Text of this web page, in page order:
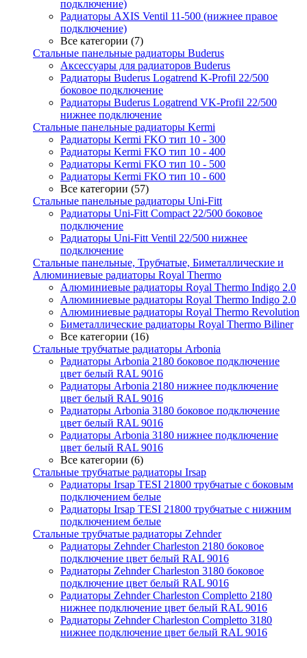
подключение)
Радиаторы AXIS Ventil 11-500 (нижнее правое
подключение)
Все категории (7)
Стальные панельные радиаторы Buderus
Аксессуары для радиаторов Buderus
Радиаторы Buderus Logatrend K-Profil 22/500
боковое подключение
Радиаторы Buderus Logatrend VK-Profil 22/500
нижнее подключение
Стальные панельные радиаторы Kermi
Радиаторы Kermi FKO тип 10 - 300
Радиаторы Kermi FKO тип 10 - 400
Радиаторы Kermi FKO тип 10 - 500
Радиаторы Kermi FKO тип 10 - 600
Все категории (57)
Стальные панельные радиаторы Uni-Fitt
Радиаторы Uni-Fitt Compact 22/500 боковое
подключение
Радиаторы Uni-Fitt Ventil 22/500 нижнее
подключение
Стальные панельные, Трубчатые, Биметаллические и
Алюминиевые радиаторы Royal Thermo
Алюминиевые радиаторы Royal Thermo Indigo 2.0
Алюминиевые радиаторы Royal Thermo Indigo 2.0
Алюминиевые радиаторы Royal Thermo Revolution
Биметаллические радиаторы Royal Thermo Biliner
Все категории (16)
Стальные трубчатые радиаторы Arbonia
Радиаторы Arbonia 2180 боковое подключение
цвет белый RAL 9016
Радиаторы Arbonia 2180 нижнее подключение
цвет белый RAL 9016
Радиаторы Arbonia 3180 боковое подключение
цвет белый RAL 9016
Радиаторы Arbonia 3180 нижнее подключение
цвет белый RAL 9016
Все категории (6)
Стальные трубчатые радиаторы Irsap
Радиаторы Irsap TESI 21800 трубчатые с боковым
подключением белые
Радиаторы Irsap TESI 21800 трубчатые с нижним
подключением белые
Стальные трубчатые радиаторы Zehnder
Радиаторы Zehnder Charleston 2180 боковое
подключение цвет белый RAL 9016
Радиаторы Zehnder Charleston 3180 боковое
подключение цвет белый RAL 9016
Радиаторы Zehnder Charleston Completto 2180
нижнее подключение цвет белый RAL 9016
Радиаторы Zehnder Charleston Completto 3180
нижнее подключение цвет белый RAL 9016